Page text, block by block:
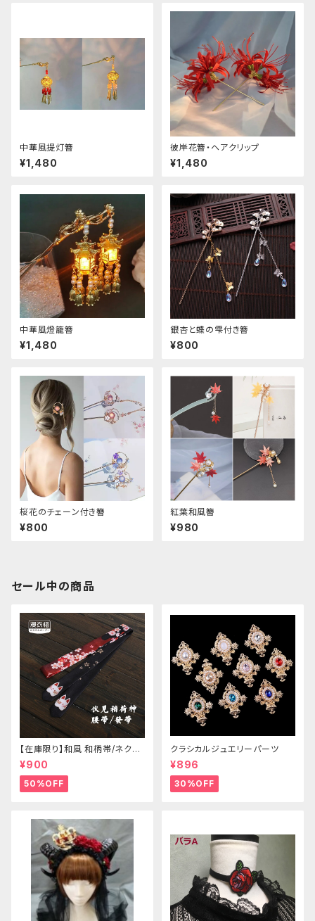
中華風提灯簪
¥1,480
彼岸花簪・ヘアクリップ
¥1,480
中華風燈籠簪
¥1,480
銀杏と蝶の雫付き簪
¥800
桜花のチェーン付き簪
¥800
紅葉和風簪
¥980
セール中の商品
【在庫限り】和風 和柄帯/ネクタ
イ/リボン（狐面/金魚
¥900
50%OFF
クラシカルジュエリーパーツ
¥896
30%OFF